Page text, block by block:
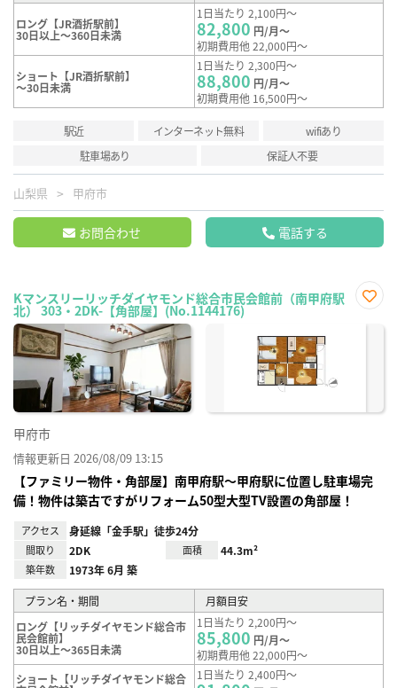
ロング【JR酒折駅前】
30日以上～360日未満
1日当たり 2,100円～
82,800 円/月～
初期費用他 22,000円～
ショート【JR酒折駅前】
～30日未満
1日当たり 2,300円～
88,800 円/月～
初期費用他 16,500円～
駅近 インターネット無料
wifiあり
駐車場あり
保証人不要
山梨県 甲府市
お問合わせ 電話する
Kマンスリーリッチダイヤモンド総合市民会館前（南甲府駅
北） 303・2DK-【角部屋】(No.1144176)
に入
甲府市
情報更新日 2026/08/09 13:15
【ファミリー物件・角部屋】南甲府駅～甲府駅に位置し駐車場完
備！物件は築古ですがリフォーム50型大型TV設置の角部屋！
アクセス 身延線「金手駅」徒歩24分
間取り 2DK 面積 44.3m²
築年数 1973年 6月 築
プラン名・期間
月額目安
ロング【リッチダイヤモンド総合市
民会館前】
30日以上～365日未満
1日当たり 2,200円～
85,800 円/月～
初期費用他 22,000円～
ショート【リッチダイヤモンド総合
1日当たり 2,400円～